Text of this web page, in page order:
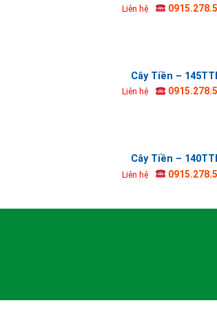
Liên hệ
Cây Tiền –
Liên hệ
Cây Tiền –
Liên hệ